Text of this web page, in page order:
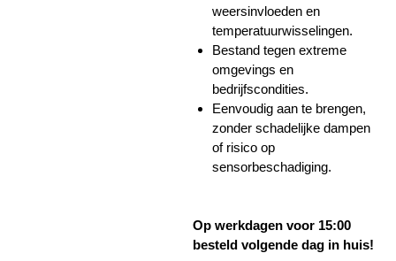
weersinvloeden en
temperatuurwisselingen.
Bestand tegen extreme
omgevings en
bedrijfscondities.
Eenvoudig aan te brengen,
zonder schadelijke dampen
of risico op
sensorbeschadiging.
Op werkdagen voor 15:00
besteld volgende dag in huis!